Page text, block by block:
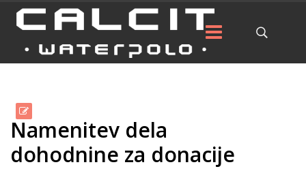
Namenitev dela
dohodnine za donacije